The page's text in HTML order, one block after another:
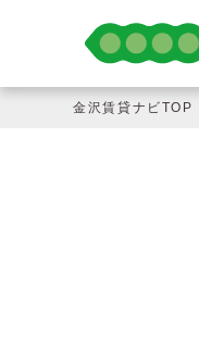
金沢賃貸ナビTOP